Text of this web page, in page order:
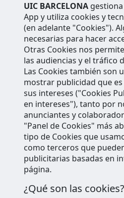
UIC BARCELONA
App y utiliza cookies y
(en adelante "Cookies").
necesarias para hacer
Otras Cookies nos
las audiencias y el tráfico
Las Cookies también son
mostrar publicidad que
sus intereses ("Cookies
en intereses"), tanto por
anunciantes y
"Panel de Cookies" más
tipo de Cookies que
como terceros que
publicitarias basadas en
página.
¿Qué son las cookies?